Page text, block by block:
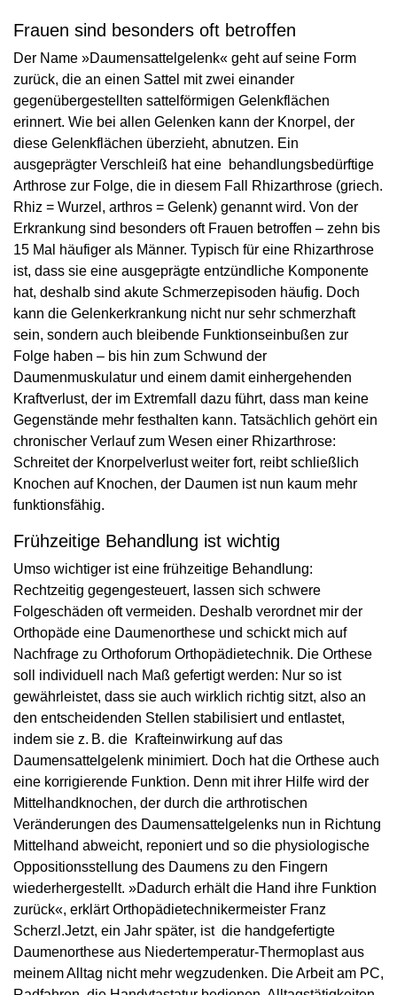
Frauen sind besonders oft betroffen
Der Name »Daumensattelgelenk« geht auf seine Form
zurück, die an einen Sattel mit zwei einander
gegenübergestellten sattelförmigen Gelenkflächen
erinnert. Wie bei allen Gelenken kann der Knorpel, der
diese Gelenkflächen überzieht, abnutzen. Ein
ausgeprägter Verschleiß hat eine behandlungsbedürftige
Arthrose zur Folge, die in diesem Fall Rhizarthrose (griech.
Rhiz = Wurzel, arthros = Gelenk) genannt wird. Von der
Erkrankung sind besonders oft Frauen betroffen – zehn bis
15 Mal häufiger als Männer. Typisch für eine Rhizarthrose
ist, dass sie eine ausgeprägte entzündliche Komponente
hat, deshalb sind akute Schmerzepisoden häufig. Doch
kann die Gelenkerkrankung nicht nur sehr schmerzhaft
sein, sondern auch bleibende Funktionseinbußen zur
Folge haben – bis hin zum Schwund der
Daumenmuskulatur und einem damit einhergehenden
Kraftverlust, der im Extremfall dazu führt, dass man keine
Gegenstände mehr festhalten kann. Tatsächlich gehört ein
chronischer Verlauf zum Wesen einer Rhizarthrose:
Schreitet der Knorpelverlust weiter fort, reibt schließlich
Knochen auf Knochen, der Daumen ist nun kaum mehr
funktionsfähig.
Frühzeitige Behandlung ist wichtig
Umso wichtiger ist eine frühzeitige Behandlung:
Rechtzeitig gegengesteuert, lassen sich schwere
Folgeschäden oft vermeiden. Deshalb verordnet mir der
Orthopäde eine Daumenorthese und schickt mich auf
Nachfrage zu Orthoforum Orthopädietechnik. Die Orthese
soll individuell nach Maß gefertigt werden: Nur so ist
gewährleistet, dass sie auch wirklich richtig sitzt, also an
den entscheidenden Stellen stabilisiert und entlastet,
indem sie z. B. die Krafteinwirkung auf das
Daumensattelgelenk minimiert. Doch hat die Orthese auch
eine korrigierende Funktion. Denn mit ihrer Hilfe wird der
Mittelhandknochen, der durch die arthrotischen
Veränderungen des Daumensattelgelenks nun in Richtung
Mittelhand abweicht, reponiert und so die physiologische
Oppositionsstellung des Daumens zu den Fingern
wiederhergestellt. »Dadurch erhält die Hand ihre Funktion
zurück«, erklärt Orthopädietechnikermeister Franz
Scherzl.Jetzt, ein Jahr später, ist die handgefertigte
Daumenorthese aus Niedertemperatur-Thermoplast aus
meinem Alltag nicht mehr wegzudenken. Die Arbeit am PC,